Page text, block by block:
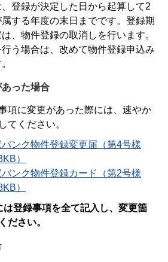
登録が決定した日から起算して2
する年度の末日までです。登録期
、物件登録の取消しを行います。
う場合は、改めて物件登録申込み
った場合
項に変更があった際には、速やか
てください。
ンク物件登録変更届（第4号様
）
ンク物件登録カード（第2号様
）
は登録事項を全て記入し、変更箇
ださい。